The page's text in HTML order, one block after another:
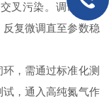
叉污染。调试过程
复微调直至参数稳
，需通过标准化测
，通入高纯氮气作